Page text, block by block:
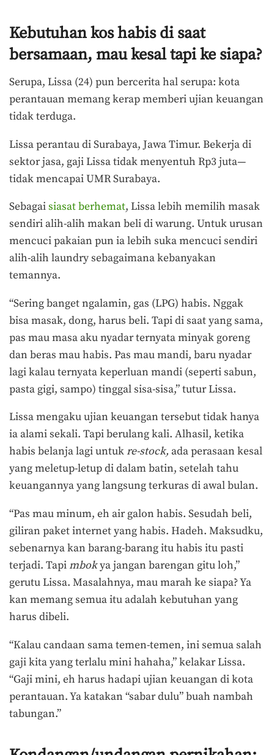
Kebutuhan kos habis di saat
bersamaan, mau kesal tapi ke siapa?
Serupa, Lissa (24) pun bercerita hal serupa: kota
perantauan memang kerap memberi ujian keuangan
tidak terduga.
Lissa perantau di Surabaya, Jawa Timur. Bekerja di
sektor jasa, gaji Lissa tidak menyentuh Rp3 juta—
tidak mencapai UMR Surabaya.
Sebagaisiasat berhemat, Lissa lebih memilih masak
sendiri alih-alih makan beli di warung. Untuk urusan
mencuci pakaian pun ia lebih suka mencuci sendiri
alih-alih laundry sebagaimana kebanyakan
temannya.
“Sering banget ngalamin, gas (LPG) habis. Nggak
bisa masak, dong, harus beli. Tapi di saat yang sama,
pas mau masa aku nyadar ternyata minyak goreng
dan beras mau habis. Pas mau mandi, baru nyadar
lagi kalau ternyata keperluan mandi (seperti sabun,
pasta gigi, sampo) tinggal sisa-sisa,” tutur Lissa.
Lissa mengaku ujian keuangan tersebut tidak hanya
ia alami sekali. Tapi berulang kali. Alhasil, ketika
habis belanja lagi untukre-stock, ada perasaan kesal
yang meletup-letup di dalam batin, setelah tahu
keuangannya yang langsung terkuras di awal bulan.
“Pas mau minum, eh air galon habis. Sesudah beli,
giliran paket internet yang habis. Hadeh. Maksudku,
sebenarnya kan barang-barang itu habis itu pasti
terjadi. Tapimbokya jangan barengan gitu loh,”
gerutu Lissa. Masalahnya, mau marah ke siapa? Ya
kan memang semua itu adalah kebutuhan yang
harus dibeli.
“Kalau candaan sama temen-temen, ini semua salah
gaji kita yang terlalu mini hahaha,” kelakar Lissa.
“Gaji mini, eh harus hadapi ujian keuangan di kota
perantauan. Ya katakan “sabar dulu” buah nambah
tabungan.”